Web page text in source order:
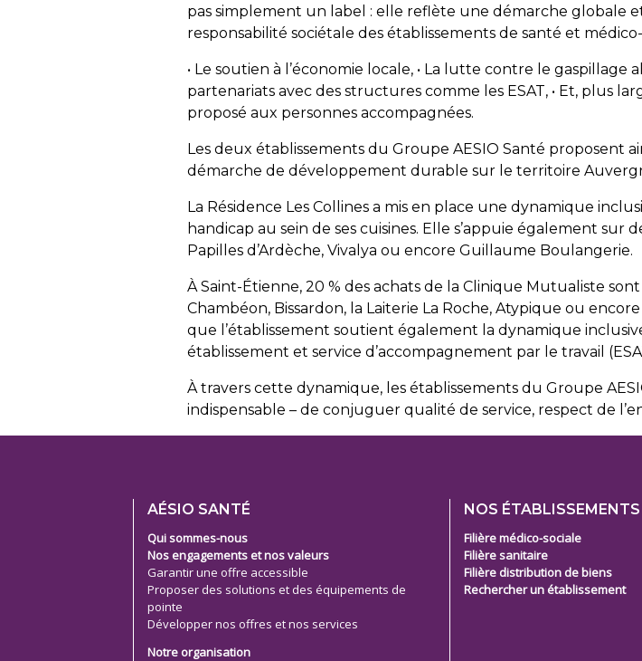
pas simplement un label : elle reflète une démarche globale
responsabilité sociétale des établissements de santé et
• Le soutien à l’économie locale, • La lutte contre le gaspillage
partenariats avec des structures comme les ESAT, • Et, plus
proposé aux personnes accompagnées.
Les deux établissements du Groupe AESIO Santé proposent
démarche de développement durable sur le territoire
La Résidence Les Collines a mis en place une dynamique
handicap au sein de ses cuisines. Elle s’appuie également
Papilles d’Ardèche, Vivalya ou encore Guillaume Boulangerie.
À Saint-Étienne, 20 % des achats de la Clinique Mutualiste
Chambéon, Bissardon, la Laiterie La Roche, Atypique ou
que l’établissement soutient également la dynamique
établissement et service d’accompagnement par le travail
À travers cette dynamique, les établissements du Groupe
indispensable – de conjuguer qualité de service, respect de
Footer
menu
AÉSIO SANTÉ
Qui sommes-nous
Nos engagements et nos valeurs
Garantir une offre accessible
Proposer des solutions et des équipements de
pointe
Développer nos offres et nos services
Notre organisation
Footer
1
Col
2
NOS ÉTABLISSEMENTS
Filière médico-sociale
Filière sanitaire
Filière distribution de biens
Rechercher un établissement